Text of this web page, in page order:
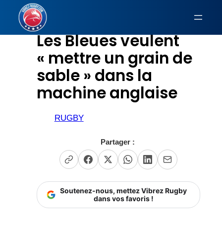
Aller
contenu Les Bleues veulent
« mettre un grain de
sable » dans la
machine anglaise
RUGBY
Partager :
Soutenez-nous, mettez Vibrez Rugby
dans vos favoris !